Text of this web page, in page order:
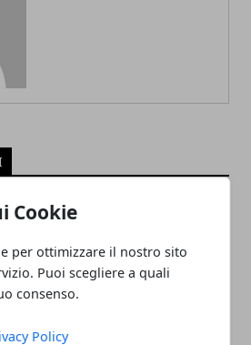
Cookie
per ottimizzare il nostro sito
Puoi scegliere a quali
consenso.
Policy